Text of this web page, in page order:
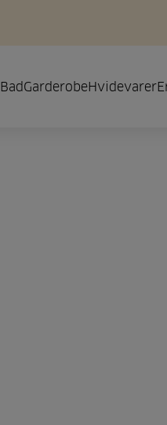
BadGarderobeHvidevarer